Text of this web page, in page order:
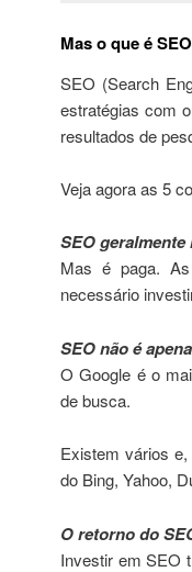
Mas o que é
SEO (Search
estratégias com
resultados de
Veja agora as 5
SEO
Mas é paga.
necessário
SEO não é
O Google é o
de busca.
Existem vários
do Bing, Yahoo,
O retorno do
Investir em SEO